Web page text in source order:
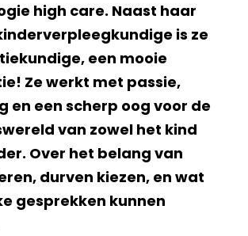
high care. Naast haar
is ze
een mooie
Ze werkt met passie,
en een scherp oog voor de
van zowel het kind
Over het belang van
durven kiezen, en wat
gesprekken kunnen